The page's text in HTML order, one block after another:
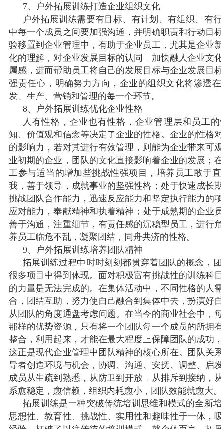
7、户外拓展训练打造企业组织文化
户外拓展训练需要有目标、有计划、有组织、有
中每一个成员之间要加强沟通，并明确职责和行动目
验移置到企业管理中，有助于企业员工，尤其是企业
化的理解，对企业发展目标的认同，加快融人企业文
属感，进而帮助员工将自己的发展目标与企业发展目
强责任心，明确努力方向，企业的组织文化将渗透
发、生产、营销和管理的每一个环节。
8、户外拓展训练优化企业性格
人有性格，企业也有性格，企业管理层和员工
知、价值观和信念等决定了企业的性格。企业的性格
的影响力，若对其进行有效管理，则能为企业带来可
业初期的企业，团队的文化直接影响着企业的发展；
工参与适当的增加些挑战性强项目，培养员工敢于
我，善于领导，成就事业的坚强性格；处于快速成长
挑战团队合作能力，迅速反应能力和坚定执行能力的
应对能力，奉献精神和执着精神；处于成熟期的企业
善于沟通，注重细节，有责任感的沉稳型员工，进行
养员工临危不乱，凝聚团结，同舟共济的性格。
9、户外拓展训练培养团队精神
拓展训练过程中时时刻刻都贯穿着团队的概念，
很多项目中得到体现。面对积极富有挑战性的训练科
的力量是无法完成的。在集体活动中，不同性格的人
合，团结互助，努力使自己融合到集体中去，扮演好
从团队的角度通盘考虑问题。在当今的商业社会中，
那样的优势资源，只有将一个团队每一个成员的所拥
整合，利用起来，才能在最大程度上保障团队的成功
这正是现代企业管理中团队精神的核心所在。团队关
导者创造环境与机会，协调、沟通、安抚、调整、启
成员从生疏到熟悉，从防卫到开放，从排斥到接纳，
系愈稳定，愈信赖，组织内耗愈小，团队效能就愈大
拓展训练是一种突破传统培训思维和模式的全新
思想性、教育性、挑战性、实用性和趣味性于一体，